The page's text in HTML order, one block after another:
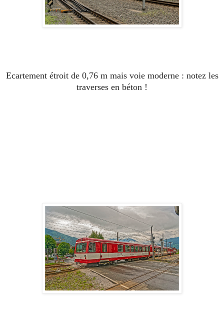
Ecartement étroit de 0,76 m mais voie moderne : notez les
traverses en béton !